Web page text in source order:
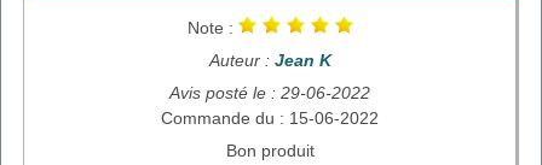
Note :
Auteur : Jean K
Avis posté le : 29-06-2022
Commande du : 15-06-2022
Bon produit